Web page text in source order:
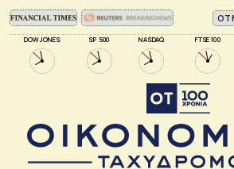
DOW JONES SP 500 NASDAQ FTSE 100
ΟΤ